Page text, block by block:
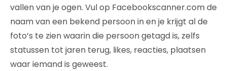
vallen van je ogen. Vul op Facebookscanner.com de
naam van een bekend persoon in en je krijgt al de
foto’s te zien waarin die persoon getagd is, zelfs
statussen tot jaren terug, likes, reacties, plaatsen
waar iemand is geweest.